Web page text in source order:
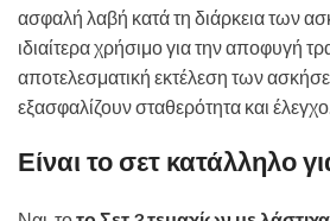
ασφαλή λαβή κατά τη διάρκεια των
ιδιαίτερα χρήσιμο για την αποφυγή
αποτελεσματική εκτέλεση των
εξασφαλίζουν σταθερότητα και
Είναι το σετ κατάλληλο